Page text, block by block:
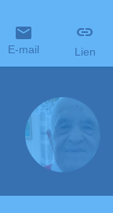
E-mail Lien